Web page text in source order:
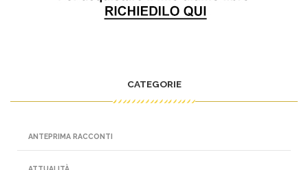
CATEGORIE
ANTEPRIMA RACCONTI